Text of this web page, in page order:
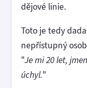
dějové linie.
Toto je tedy
nepřístupný
"Je mi 20 let,
úchyl."